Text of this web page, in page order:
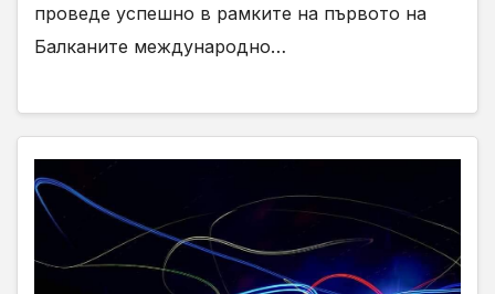
проведе успешно в рамките на първото на
Балканите международно…